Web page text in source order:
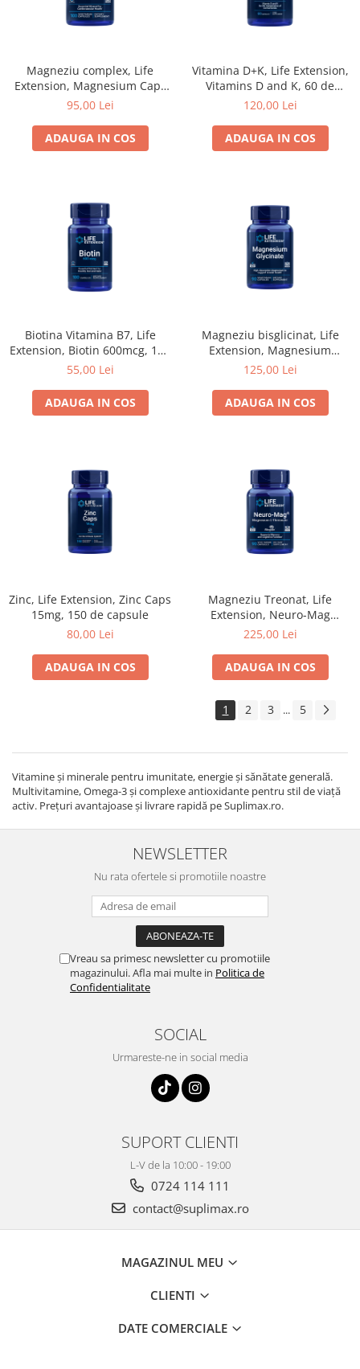
Magneziu complex, Life
Extension, Magnesium Caps
500mg, 100 de capsule
95,00 Lei
ADAUGA IN COS
Vitamina D+K, Life Extension,
Vitamins D and K, 60 de
capsule
120,00 Lei
ADAUGA IN COS
Biotina Vitamina B7, Life
Extension, Biotin 600mcg, 100
de capsule
55,00 Lei
ADAUGA IN COS
Magneziu bisglicinat, Life
Extension, Magnesium
Glycinate, 90 de capsule
125,00 Lei
ADAUGA IN COS
Zinc, Life Extension, Zinc Caps
15mg, 150 de capsule
80,00 Lei
ADAUGA IN COS
Magneziu Treonat, Life
Extension, Neuro-Mag
Magnesium L-Threonate, 90
225,00 Lei
ADAUGA IN COS
1 2 3 ... 5
Vitamine și minerale pentru imunitate, energie și sănătate generală.
Multivitamine, Omega-3 și complexe antioxidante pentru stil de viață
activ. Prețuri avantajoase și livrare rapidă pe Suplimax.ro.
NEWSLETTER
Nu rata ofertele si promotiile noastre
Vreau sa primesc newsletter cu promotiile
magazinului. Afla mai multe in Politica de
Confidentialitate
SOCIAL
Urmareste-ne in social media
SUPORT CLIENTI
L-V de la 10:00 - 19:00
0724 114 111
contact@suplimax.ro
MAGAZINUL MEU
CLIENTI
DATE COMERCIALE